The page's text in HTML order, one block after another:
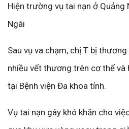
Hiện trường vụ tai nạn ở Quảng
Ngãi
Sau vụ va chạm, chị T bị
nhiều vết thương trên cơ thể
tại Bệnh viện Đa khoa tỉnh.
Vụ tai nạn gây khó khăn cho